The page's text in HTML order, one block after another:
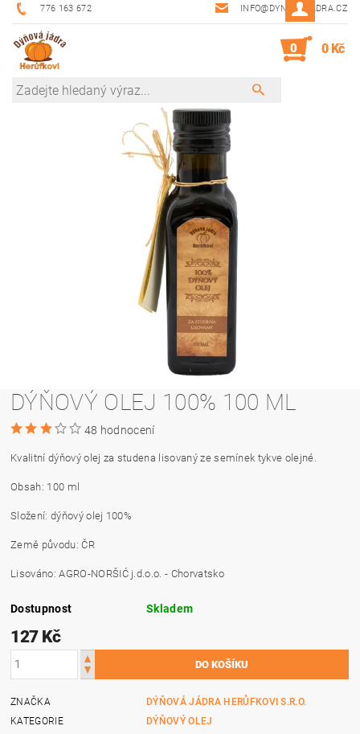
776 163 672 INFO@DYNOVAJADRA.CZ
0 0 Kč
DÝŇOVÝ OLEJ 100% 100 ML
48 hodnocení
Kvalitní dýňový olej za studena lisovaný ze semínek tykve olejné.
Obsah: 100 ml
Složení: dýňový olej 100%
Země původu: ČR
Lisováno: AGRO-NORŠIĆ j.d.o.o. - Chorvatsko
Dostupnost Skladem
127 Kč
ZNAČKA
DÝŇOVÁ JÁDRA HERŮFKOVI S.R.O.
KATEGORIE
DÝŇOVÝ OLEJ